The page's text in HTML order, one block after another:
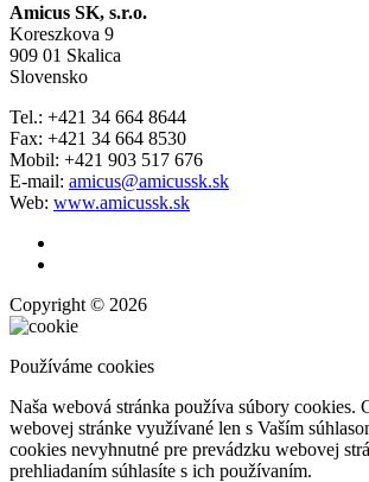
Amicus SK, s.r.o.
Koreszkova 9
909 01 Skalica
Slovensko
Tel.: +421 34 664 8644
Fax: +421 34 664 8530
Mobil: +421 903 517 676
E-mail: amicus@amicussk.sk
Web: www.amicussk.sk
Copyright © 2026
Používáme cookies
Naša webová stránka používa súbory cookies.
webovej stránke využívané len s Vaším
cookies nevyhnutné pre prevádzku webovej
prehliadaním súhlasíte s ich používaním.